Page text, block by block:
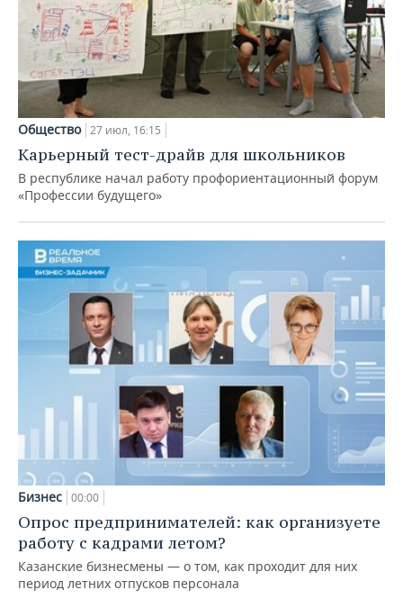
Общество 27 июл, 16:15
Карьерный тест-драйв для школьников
В республике начал работу профориентационный форум
«Профессии будущего»
Бизнес 00:00
Опрос предпринимателей: как организуете
работу с кадрами летом?
Казанские бизнесмены — о том, как проходит для них
период летних отпусков персонала